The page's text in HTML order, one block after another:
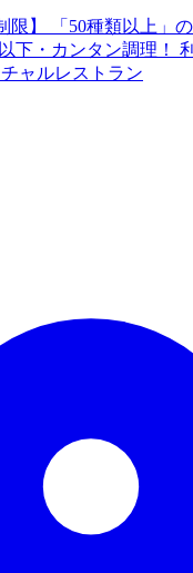
限】 「50種類以上」
下・カンタン調理！
ャルレストラン